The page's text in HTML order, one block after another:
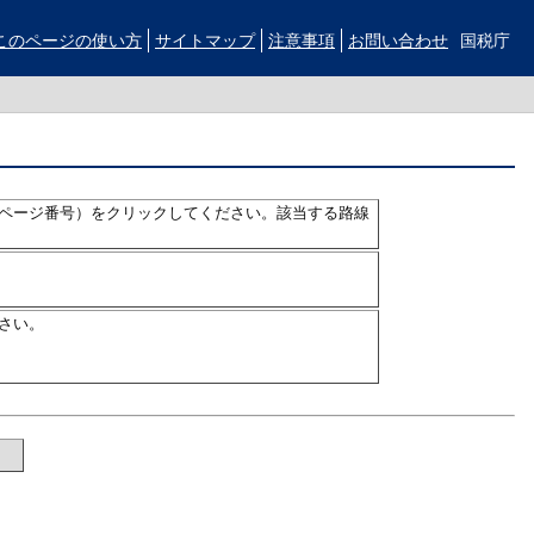
のページの使い方 サイトマップ 注意事項 お問い合わせ 国税庁
ージ番号）をクリックしてください。該当する路線
い。